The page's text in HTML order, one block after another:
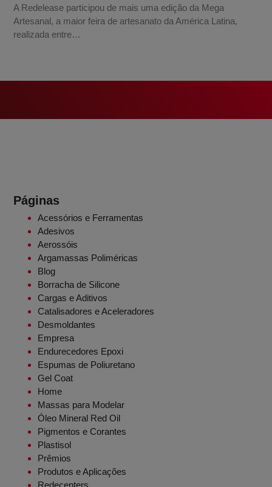
A Redelease participou de mais uma edição da Mega
Artesanal, a maior feira de artesanato da América Latina,
realizada entre…
Páginas
Acessórios e Ferramentas
Adesivos
Aerossóis
Argamassas Poliméricas
Blog
Borracha de Silicone
Cargas e Aditivos
Catalisadores e Aceleradores
Desmoldantes
Empresa
Endurecedores Epoxi
Espumas de Poliuretano
Gel Coat
Home
Massas para Modelar
Óleo Mineral Red Oil
Pigmentos e Corantes
Plastisol
Prêmios
Produtos e Aplicações